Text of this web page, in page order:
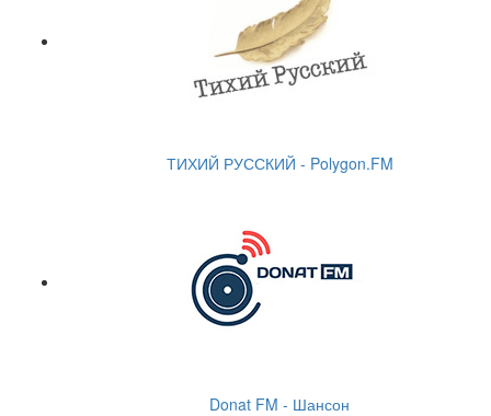
ТИХИЙ РУССКИЙ - Polygon.FM
Donat FM - Шансон